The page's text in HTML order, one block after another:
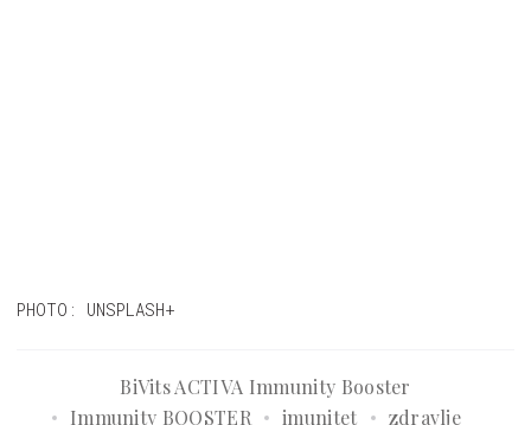
PHOTO: UNSPLASH+
BiVits ACTIVA Immunity Booster
Immunity BOOSTER
imunitet zdravlje